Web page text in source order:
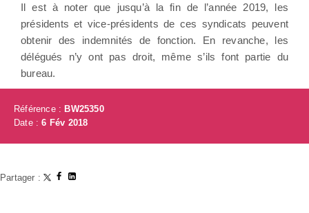
Il est à noter que jusqu’à la fin de l’année 2019, les
présidents et vice-présidents de ces syndicats peuvent
obtenir des indemnités de fonction. En revanche, les
délégués n’y ont pas droit, même s’ils font partie du
bureau.
Référence :BW25350
Date :6 Fév 2018
Partager :